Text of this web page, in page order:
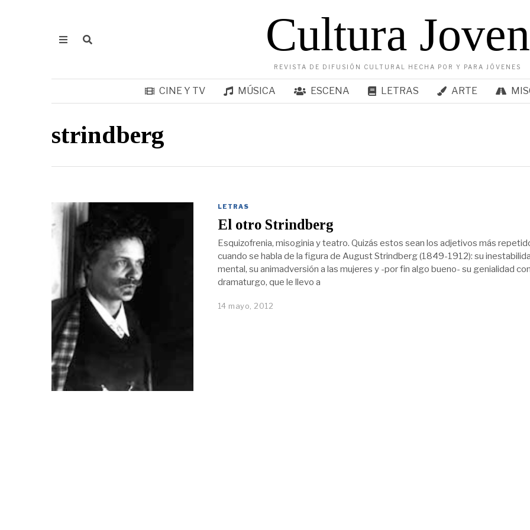
Cultura Joven
REVISTA DE DIFUSIÓN CULTURAL HECHA POR Y PARA JÓVENES
CINE Y TV MÚSICA ESCENA LETRAS ARTE
strindberg
LETRAS
El otro Strindberg
Esquizofrenia, misoginia y teatro. Quizás estos sean los adjetivos más
cuando se habla de la figura de August Strindberg (1849-1912): su
mental, su animadversión a las mujeres y -por fin algo bueno- su genialidad
dramaturgo, que le llevo a
14 mayo, 2012